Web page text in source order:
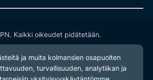
Kaikki oikeudet pidätetään.